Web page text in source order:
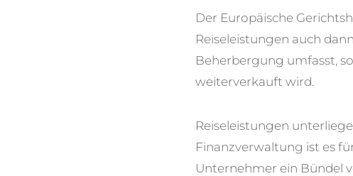
Der Europäische
Reiseleistungen auch
Beherbergung umfasst,
weiterverkauft wird.
Reiseleistungen
Finanzverwaltung ist es
Unternehmer ein Bündel